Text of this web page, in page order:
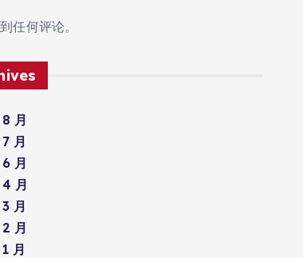
任何评论。
月
月
月
月
月
月
月